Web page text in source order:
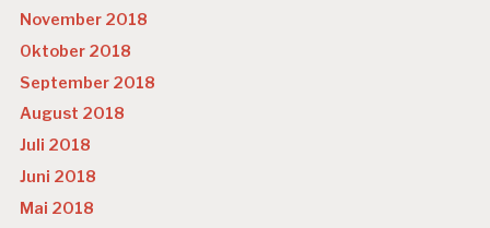
November 2018
Oktober 2018
September 2018
August 2018
Juli 2018
Juni 2018
Mai 2018